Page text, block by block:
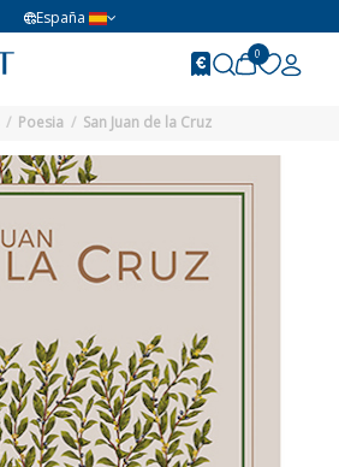
España
0
Poesia San Juan de la Cruz